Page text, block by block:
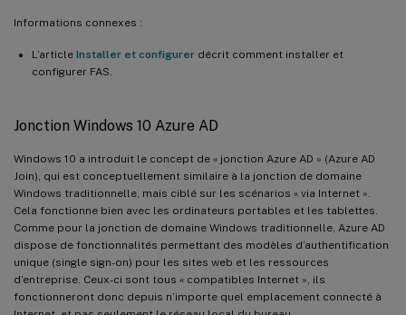
Informations connexes :
L’article Installer et configurer décrit comment installer et
configurer FAS.
Jonction Windows 10 Azure AD
Windows 10 a introduit le concept de « jonction Azure AD » (Azure AD
Join), qui est conceptuellement similaire à la jonction de domaine
Windows traditionnelle, mais ciblé sur les scénarios « via Internet ».
Cela fonctionne bien avec les ordinateurs portables et les tablettes.
Comme pour la jonction de domaine Windows traditionnelle, Azure AD
dispose de fonctionnalités permettant des modèles d’authentification
unique (single sign-on) pour les sites web et les ressources
d’entreprise. Ceux-ci sont tous « compatibles Internet », ils
fonctionneront donc depuis n’importe quel emplacement connecté à